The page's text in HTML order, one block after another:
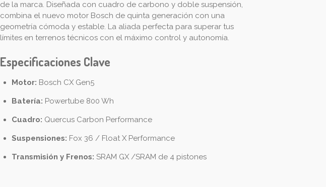
de la marca. Diseñada con cuadro de carbono y doble suspensión,
combina el nuevo motor Bosch de quinta generación con una
geometría cómoda y estable. La aliada perfecta para superar tus
límites en terrenos técnicos con el máximo control y autonomía.
Especificaciones Clave
Motor: Bosch CX Gen5
Batería: Powertube 800 Wh
Cuadro: Quercus Carbon Performance
Suspensiones: Fox 36 / Float X Performance
Transmisión y Frenos: SRAM GX /SRAM de 4 pistones